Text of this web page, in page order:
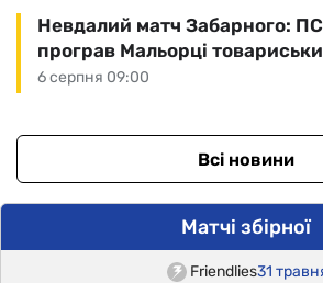
6 серпня 09:00
Невдалий матч Забарного:
програв Мальорці
Всі новини
Матчі збірної
Friendlies31